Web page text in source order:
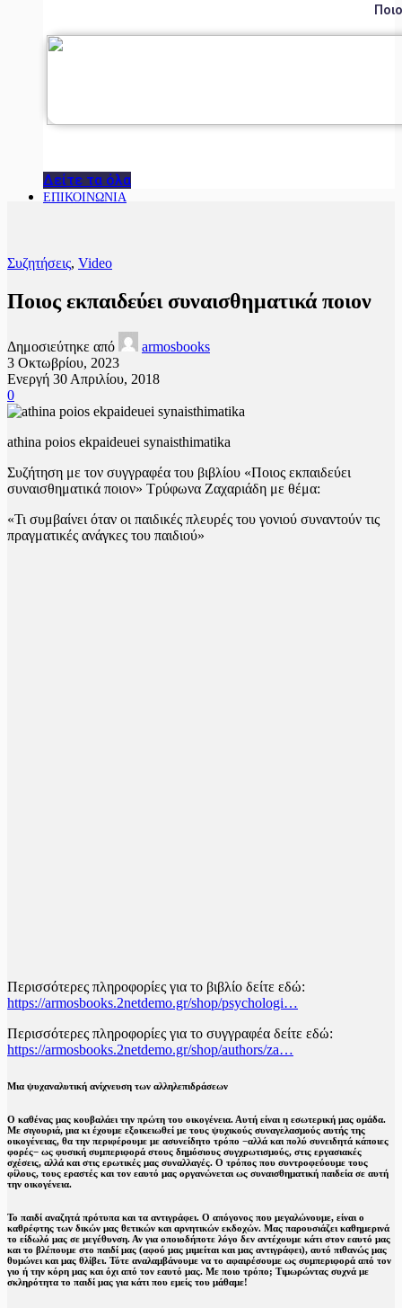
Δείτε τα όλα
ΕΠΙΚΟΙΝΩΝΙΑ
Συζητήσεις, Video
Ποιος εκπαιδεύει συναισθηματικά ποιον
Δημοσιεύτηκε από
armosbooks
3 Οκτωβρίου, 2023
Ενεργή 30 Απριλίου, 2018
0
athina poios ekpaideuei synaisthimatika
Συζήτηση με τον συγγραφέα του βιβλίου «Ποιος εκπαιδεύει
συναισθηματικά ποιον» Τρύφωνα Ζαχαριάδη με θέμα:
«Τι συμβαίνει όταν οι παιδικές πλευρές του γονιού συναντούν τις
πραγματικές ανάγκες του παιδιού»
Περισσότερες πληροφορίες για το βιβλίο δείτε εδώ:
https://armosbooks.2netdemo.gr/shop/psychologi…
Περισσότερες πληροφορίες για το συγγραφέα δείτε εδώ:
https://armosbooks.2netdemo.gr/shop/authors/za…
Μια ψυχαναλυτική ανίχνευση των αλληλεπιδράσεων
Ο καθένας μας κουβαλάει την πρώτη του οικογένεια. Αυτή είναι η εσωτερική μας ομάδα.
Με σιγουριά, μια κι έχουμε εξοικειωθεί με τους ψυχικούς συναγελασμούς αυτής της
οικογένειας, θα την περιφέρουμε με ασυνείδητο τρόπο −αλλά και πολύ συνειδητά κάποιες
φορές− ως φυσική συμπεριφορά στους δημόσιους συγχρωτισμούς, στις εργασιακές
σχέσεις, αλλά και στις ερωτικές μας συναλλαγές. Ο τρόπος που συντροφεύουμε τους
φίλους, τους εραστές και τον εαυτό μας οργανώνεται ως συναισθηματική παιδεία σε αυτή
την οικογένεια.
Το παιδί αναζητά πρότυπα και τα αντιγράφει. Ο απόγονος που μεγαλώνουμε, είναι ο
καθρέφτης των δικών μας θετικών και αρνητικών εκδοχών. Μας παρουσιάζει καθημερινά
το είδωλό μας σε μεγέθυνση. Αν για οποιοδήποτε λόγο δεν αντέχουμε κάτι στον εαυτό μας
και το βλέπουμε στο παιδί μας (αφού μας μιμείται και μας αντιγράφει), αυτό πιθανώς μας
θυμώνει και μας θλίβει. Τότε αναλαμβάνουμε να το αφαιρέσουμε ως συμπεριφορά από τον
γιο ή την κόρη μας και όχι από τον εαυτό μας. Με ποιο τρόπο; Τιμωρώντας συχνά με
σκληρότητα το παιδί μας για κάτι που εμείς του μάθαμε!